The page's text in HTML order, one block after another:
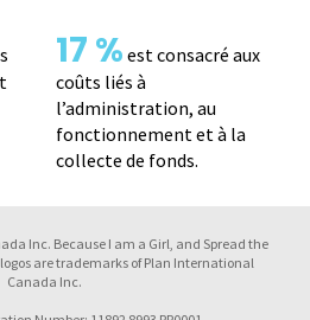
17 % est consacré aux
coûts liés à
l’administration, au
fonctionnement et à la
collecte de fonds.
Inc. Because I am a Girl, and Spread the
are trademarks of Plan International
Canada Inc.